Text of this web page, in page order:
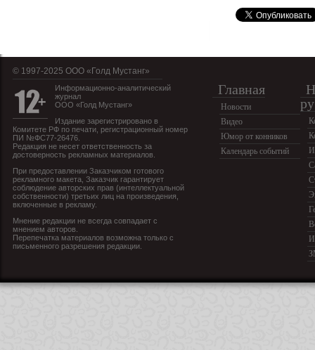
© 1997-2025 OOO «Голд Мустанг»
Информационно-аналитический
журнал
ООО «Голд Мустанг»
Издание зарегистрировано в
Комитете РФ по печати, регистрационный номер
ПИ №ФС77-26476.
Редакция не несет ответственность за
достоверность рекламных материалов.
При предоставлении Заказчиком готового
рекламного макета, Заказчик гарантирует
соблюдение авторских прав (интеллектуальной
собственности) третьих лиц на произведения,
включенные в рекламу.
Мнение редакции не всегда совпадает с
мнением авторов.
Перепечатка материалов возможна только с
письменного разрешения редакции.
Главная
Новости
Видео
Юмор от конников
Календарь событий